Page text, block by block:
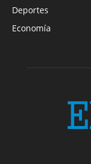
Deportes
Economía